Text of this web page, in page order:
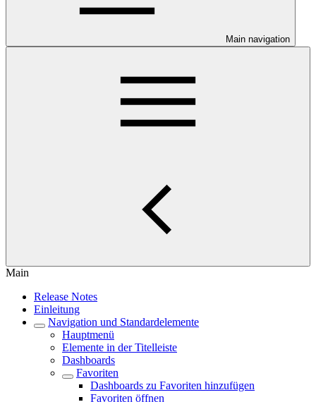
Main navigation
Main
Release Notes
Einleitung
Navigation und Standardelemente
Hauptmenü
Elemente in der Titelleiste
Dashboards
Favoriten
Dashboards zu Favoriten hinzufügen
Favoriten öffnen